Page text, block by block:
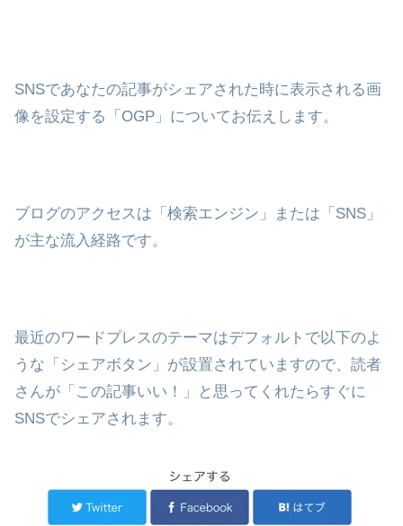
SNSであなたの記事がシェアされた時に表示される画
像を設定する「OGP」についてお伝えします。
ブログのアクセスは「検索エンジン」または「SNS」
が主な流入経路です。
最近のワードプレスのテーマはデフォルトで以下のよ
うな「シェアボタン」が設置されていますので、読者
さんが「この記事いい！」と思ってくれたらすぐに
SNSでシェアされます。